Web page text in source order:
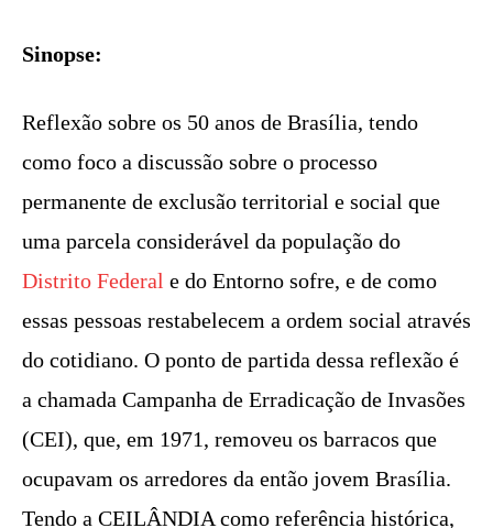
Sinopse:
Reflexão sobre os 50 anos de Brasília, tendo
como foco a discussão sobre o processo
permanente de exclusão territorial e social que
uma parcela considerável da população do
Distrito Federal e do Entorno sofre, e de como
essas pessoas restabelecem a ordem social através
do cotidiano. O ponto de partida dessa reflexão é
a chamada Campanha de Erradicação de Invasões
(CEI), que, em 1971, removeu os barracos que
ocupavam os arredores da então jovem Brasília.
Tendo a CEILÂNDIA como referência histórica,